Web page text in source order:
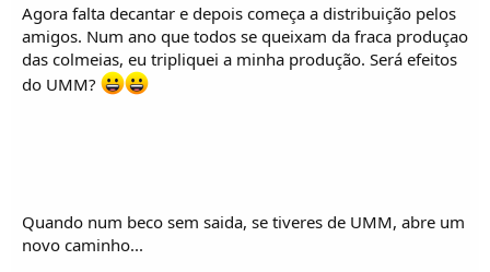
Agora falta decantar e depois começa a distribuição pelos
amigos. Num ano que todos se queixam da fraca produçao
das colmeias, eu tripliquei a minha produção. Será efeitos
do UMM?
Quando num beco sem saida, se tiveres de UMM, abre um
novo caminho...